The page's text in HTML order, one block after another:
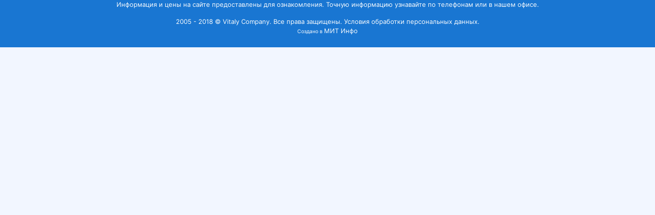
Информация и цены на сайте предоставлены для ознакомления. Точную информацию узнавайте по телефонам или в нашем офисе.
2005 - 2018 © Vitaly Company. Все права защищены. Условия обработки персональных данных.
Создано в МИТ Инфо